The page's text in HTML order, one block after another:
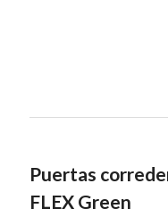
Puertas
FLEX Green